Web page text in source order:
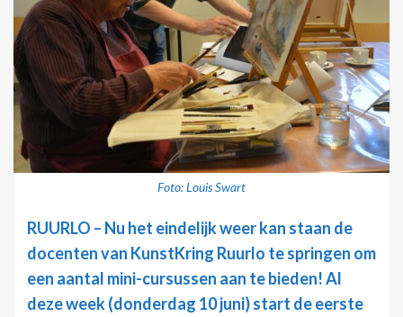
Foto: Louis Swart
RUURLO – Nu het eindelijk weer kan staan de
docenten van KunstKring Ruurlo te springen om
een aantal mini-cursussen aan te bieden! Al
deze week (donderdag 10 juni) start de eerste